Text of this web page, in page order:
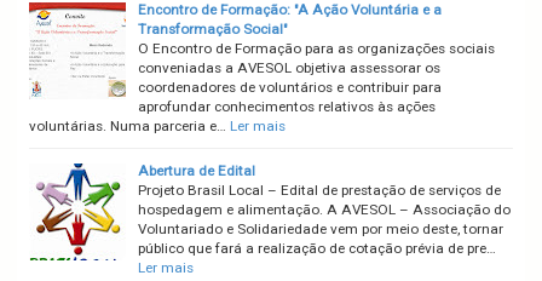
Encontro de Formação: "A Ação Voluntária e a
Transformação Social"
O Encontro de Formação para as organizações sociais
conveniadas a AVESOL objetiva assessorar os
coordenadores de voluntários e contribuir para
aprofundar conhecimentos relativos às ações
voluntárias. Numa parceria e… Ler mais
Abertura de Edital
Projeto Brasil Local – Edital de prestação de serviços de
hospedagem e alimentação. A AVESOL – Associação do
Voluntariado e Solidariedade vem por meio deste, tornar
público que fará a realização de cotação prévia de pre…
Ler mais